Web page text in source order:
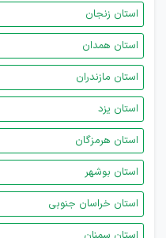
استان زنجان
استان همدان
استان مازندران
استان یزد
استان هرمزگان
استان بوشهر
استان خراسان جنوبی